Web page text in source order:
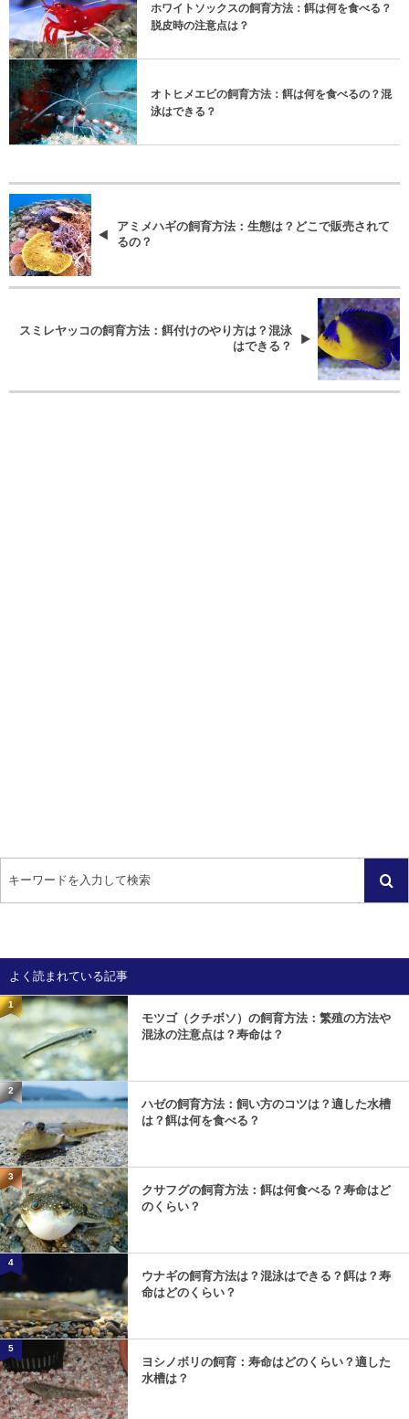
ホワイトソックスの飼育方法：餌は何を食べる？
脱皮時の注意点は？
オトヒメエビの飼育方法：餌は何を食べるの？混
泳はできる？
アミメハギの飼育方法：生態は？どこで販売されて
るの？
スミレヤッコの飼育方法：餌付けのやり方は？混泳
はできる？
よく読まれている記事
1
モツゴ（クチボソ）の飼育方法：繁殖の方法や
混泳の注意点は？寿命は？
2
ハゼの飼育方法：飼い方のコツは？適した水槽
は？餌は何を食べる？
3
クサフグの飼育方法：餌は何食べる？寿命はど
のくらい？
4
ウナギの飼育方法は？混泳はできる？餌は？寿
命はどのくらい？
5
ヨシノボリの飼育：寿命はどのくらい？適した
水槽は？